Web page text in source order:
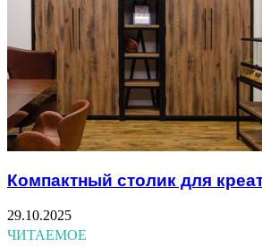
Компактный столик для
29.10.2025
ЧИТАЕМОЕ